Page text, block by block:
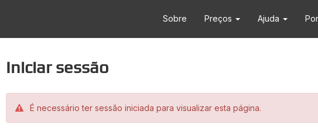
Sobre Preços Ajuda
Iniciar sessão
É necessário ter sessão iniciada para visualizar esta página.